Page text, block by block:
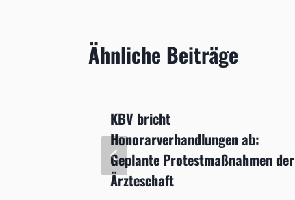
Ähnliche Beiträge
KBV bricht
Honorarverhandlungen ab:
Geplante Protestmaßnahmen der
Ärzteschaft